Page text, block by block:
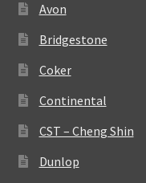
Avon
Bridgestone
Coker
Continental
CST – Cheng Shin
Dunlop